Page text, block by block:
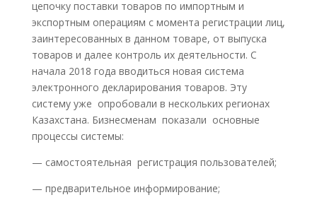
цепочку поставки товаров по импортным и
экспортным операциям с момента регистрации лиц,
заинтересованных в данном товаре, от выпуска
товаров и далее контроль их деятельности. С
начала 2018 года вводиться новая система
электронного декларирования товаров. Эту
систему уже опробовали в нескольких регионах
Казахстана. Бизнесменам показали основные
процессы системы:
— самостоятельная регистрация пользователей;
— предварительное информирование;